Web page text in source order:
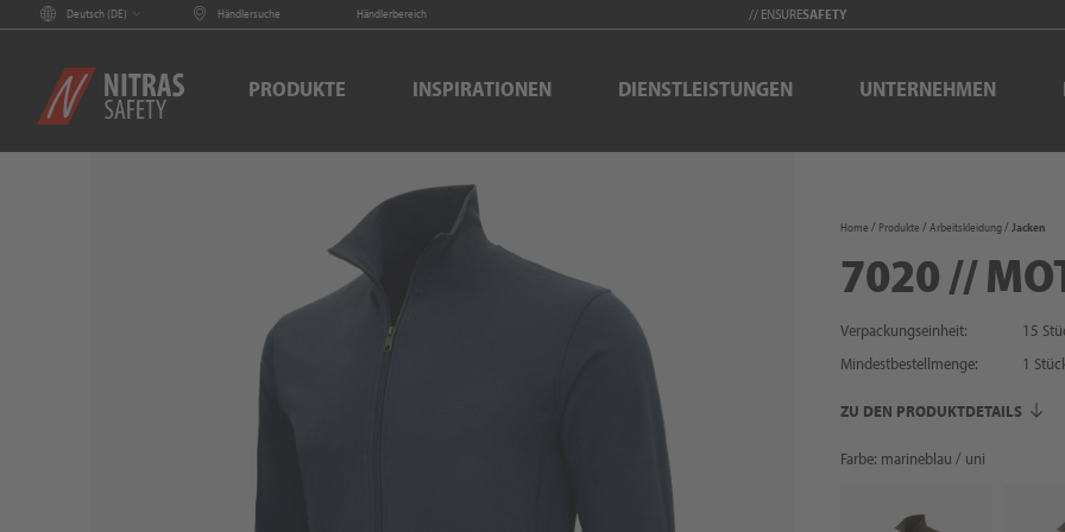
Deutsch (DE) Händlersuche Händlerbereich // ENSURESAFETY
PRODUKTE INSPIRATIONEN DIENSTLEISTUNGEN UNTERNEHMEN
Home Produkte Arbeitskleidung Jacken
7020 //
Verpackungseinheit:
15
Mindestbestellmenge:
1
ZU DEN PRODUKTDETAILS
Farbe: marineblau / uni